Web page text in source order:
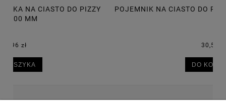
POJEMNIK NA CIASTO DO PIZZY 600X400X75 MM, 14L